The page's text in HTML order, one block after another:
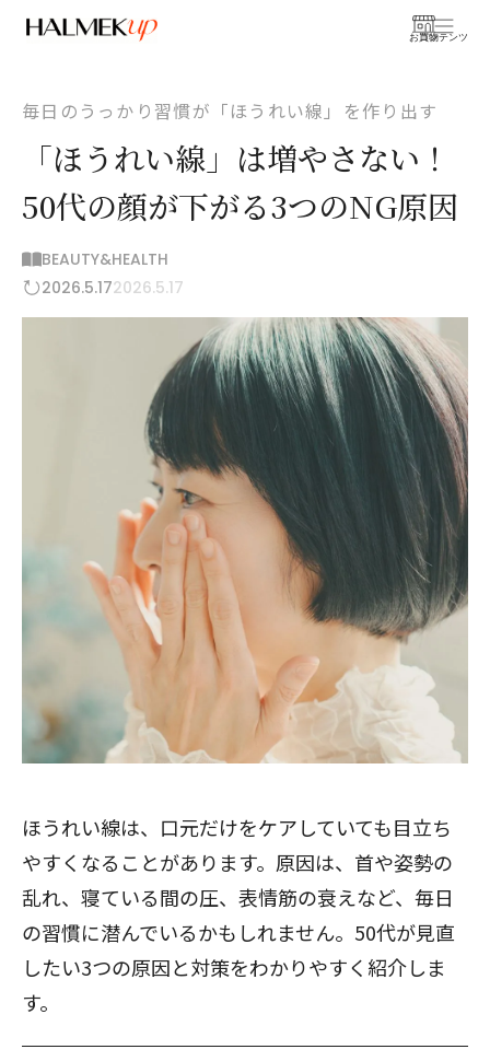
お買物
コンテンツ
毎日のうっかり習慣が「ほうれい線」を作り出す
「ほうれい線」は増やさない！
50代の顔が下がる3つのNG原因
BEAUTY&HEALTH
2026.5.172026.5.17
ほうれい線は、口元だけをケアしていても目立ち
やすくなることがあります。原因は、首や姿勢の
乱れ、寝ている間の圧、表情筋の衰えなど、毎日
の習慣に潜んでいるかもしれません。50代が見直
したい3つの原因と対策をわかりやすく紹介しま
す。